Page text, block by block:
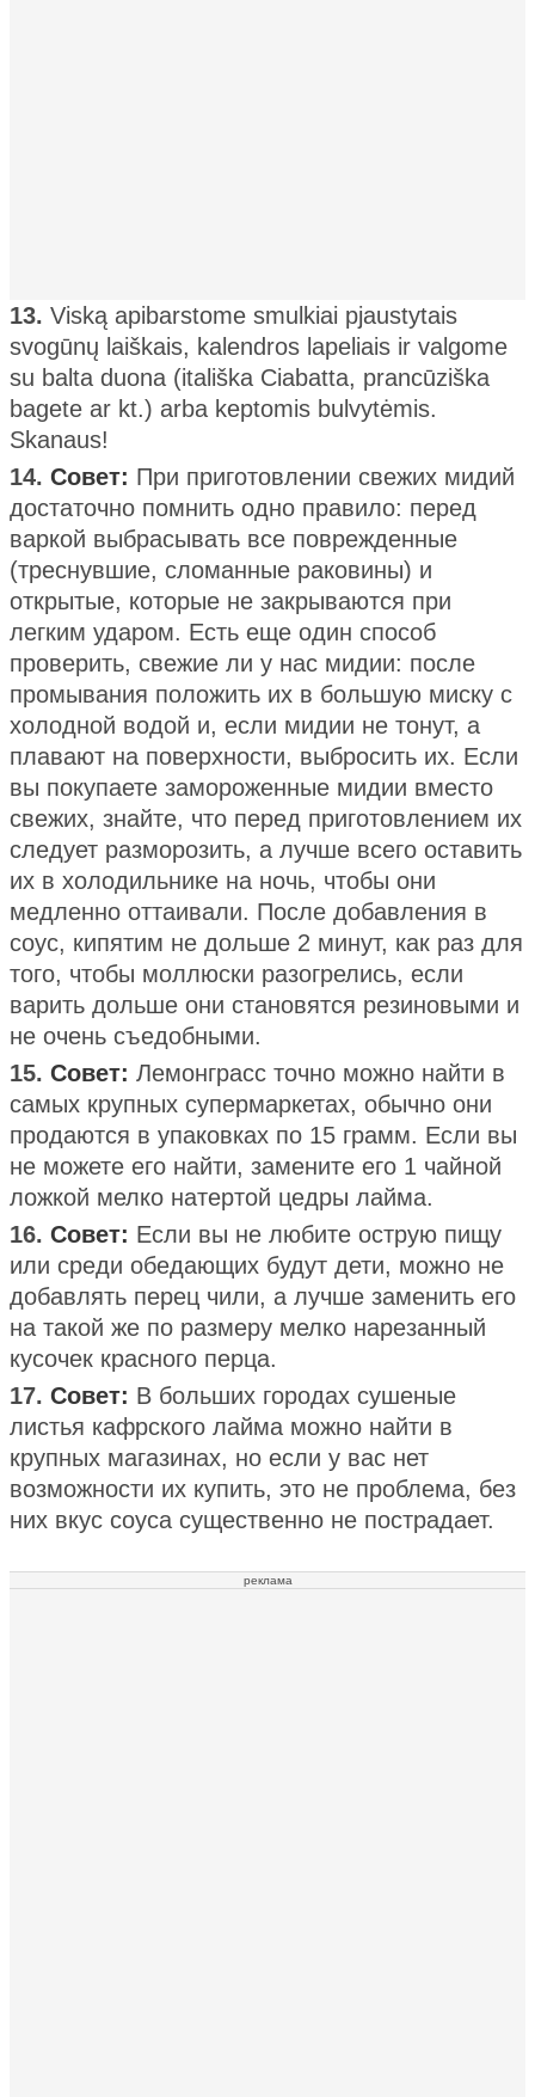
13. Viską apibarstome smulkiai pjaustytais
svogūnų laiškais, kalendros lapeliais ir valgome
su balta duona (itališka Ciabatta, prancūziška
bagete ar kt.) arba keptomis bulvytėmis.
Skanaus!
14. Совет: При приготовлении свежих мидий
достаточно помнить одно правило: перед
варкой выбрасывать все поврежденные
(треснувшие, сломанные раковины) и
открытые, которые не закрываются при
легким ударом. Есть еще один способ
проверить, свежие ли у нас мидии: после
промывания положить их в большую миску с
холодной водой и, если мидии не тонут, а
плавают на поверхности, выбросить их. Если
вы покупаете замороженные мидии вместо
свежих, знайте, что перед приготовлением их
следует разморозить, а лучше всего оставить
их в холодильнике на ночь, чтобы они
медленно оттаивали. После добавления в
соус, кипятим не дольше 2 минут, как раз для
того, чтобы моллюски разогрелись, если
варить дольше они становятся резиновыми и
не очень съедобными.
15. Совет: Лемонграсс точно можно найти в
самых крупных супермаркетах, обычно они
продаются в упаковках по 15 грамм. Если вы
не можете его найти, замените его 1 чайной
ложкой мелко натертой цедры лайма.
16. Совет: Если вы не любите острую пищу
или среди обедающих будут дети, можно не
добавлять перец чили, а лучше заменить его
на такой же по размеру мелко нарезанный
кусочек красного перца.
17. Совет: В больших городах сушеные
листья кафрского лайма можно найти в
крупных магазинах, но если у вас нет
возможности их купить, это не проблема, без
них вкус соуса существенно не пострадает.
реклама